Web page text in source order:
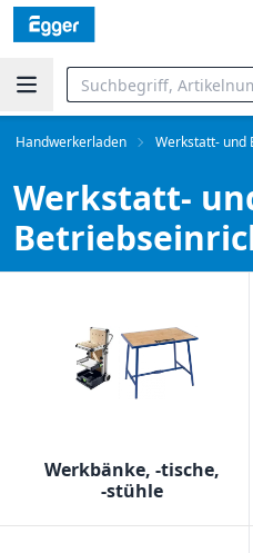
Handwerkerladen Werkstatt- und
Werkstatt-
Werkbänke, -tische,
-stühle